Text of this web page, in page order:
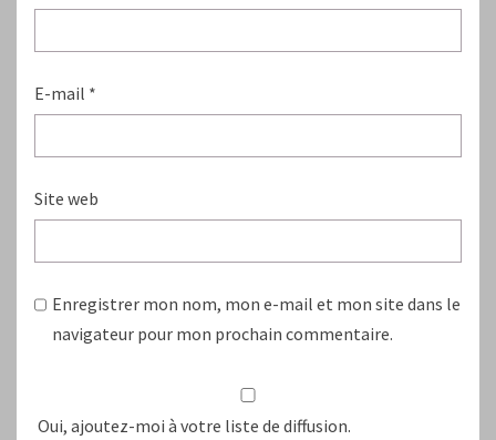
E-mail *
Site web
Enregistrer mon nom, mon e-mail et mon site dans le
navigateur pour mon prochain commentaire.
Oui, ajoutez-moi à votre liste de diffusion.